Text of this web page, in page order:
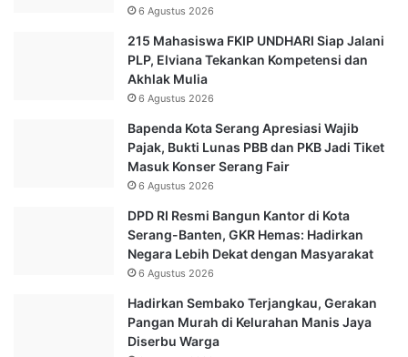
6 Agustus 2026
215 Mahasiswa FKIP UNDHARI Siap Jalani
PLP, Elviana Tekankan Kompetensi dan
Akhlak Mulia
6 Agustus 2026
Bapenda Kota Serang Apresiasi Wajib
Pajak, Bukti Lunas PBB dan PKB Jadi Tiket
Masuk Konser Serang Fair
6 Agustus 2026
DPD RI Resmi Bangun Kantor di Kota
Serang-Banten, GKR Hemas: Hadirkan
Negara Lebih Dekat dengan Masyarakat
6 Agustus 2026
Hadirkan Sembako Terjangkau, Gerakan
Pangan Murah di Kelurahan Manis Jaya
Diserbu Warga